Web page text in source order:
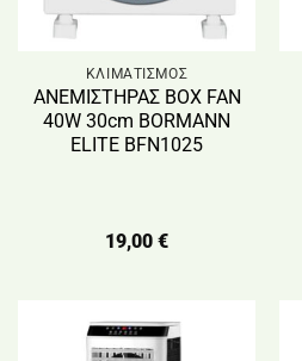
ΚΛΙΜΑΤΙΣΜΟΣ
ΑΝΕΜΙΣΤΗΡΑΣ BOX FAN
40W 30cm BORMANN
ELITE BFN1025
19,00 €